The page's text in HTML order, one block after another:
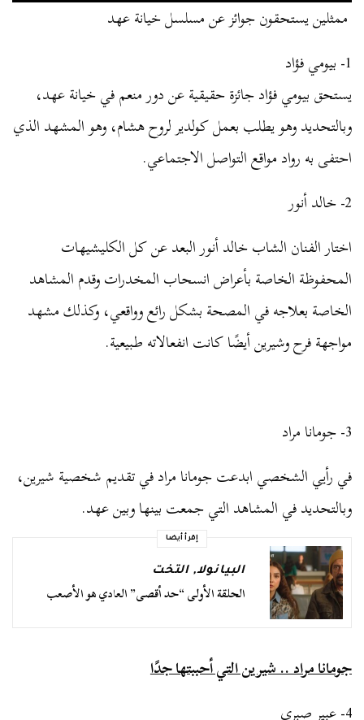
ممثلين يستحقون جوائز عن مسلسل خيانة عهد
1- بيومي فؤاد
يستحق بيومي فؤاد جائزة حقيقية عن دور منعم في خيانة عهد،
وبالتحديد وهو يطلب بعمل كولدير لروح هشام، وهو المشهد الذي
احتفى به رواد مواقع التواصل الاجتماعي.
2- خالد أنور
اختار الفنان الشاب خالد أنور البعد عن كل الكليشيهات
المحفوظة الخاصة بأعراض انسحاب المخدرات وقدم المشاهد
الخاصة بعلاجه في المصحة بشكل رائع وواقعي، وكذلك مشهد
مواجهة فرح وشيرين أيضًا كانت انفعالاته طبيعية.
3- جومانا مراد
في رأيي الشخصي ابدعت جومانا مراد في تقديم شخصية شيرين،
وبالتحديد في المشاهد التي جمعت بينها وبين عهد.
إقرأ أيضا
البيانولا,التخت
الحلقة الأولى “حد أقصى” العادي هو الأصعب
جومانا مراد .. شيرين التي أحببتها جدًا
4- عبير صبري